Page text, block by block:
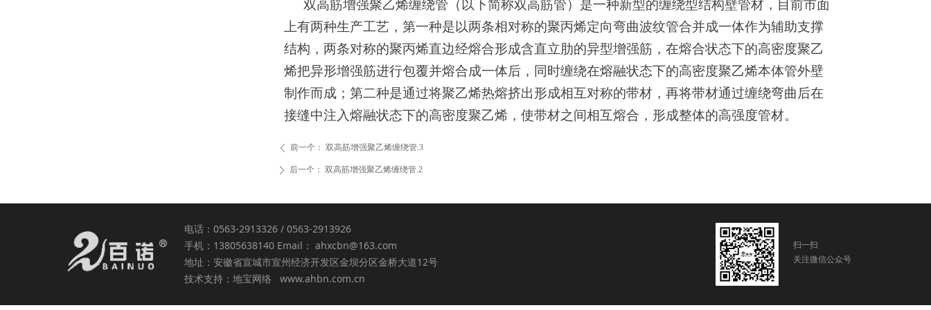
ꄴ 前一个： 双高筋增强聚乙烯缠绕管.3
ꄲ 后一个： 双高筋增强聚乙烯缠绕管.2
双高筋增强聚乙烯缠绕管（以下简称双高筋管）是一种新型的缠绕型结构壁管材，目前市面
上有两种生产工艺，第一种是以两条相对称的聚丙烯定向弯曲波纹管合并成一体作为辅助支撑
结构，两条对称的聚丙烯直边经熔合形成含直立肋的异型增强筋，在熔合状态下的高密度聚乙
烯把异形增强筋进行包覆并熔合成一体后，同时缠绕在熔融状态下的高密度聚乙烯本体管外壁
制作而成；第二种是通过将聚乙烯热熔挤出形成相互对称的带材，再将带材通过缠绕弯曲后在
接缝中注入熔融状态下的高密度聚乙烯，使带材之间相互熔合，形成整体的高强度管材。
电话：0563-2913326 / 0563-2913926
手机：13805638140 Email： ahxcbn@163.com
地址：安徽省宣城市宣州经济开发区金坝分区金桥大道12号
技术支持： 地宝网络 www.ahbn.com.cn
扫一扫
关注微信公众号